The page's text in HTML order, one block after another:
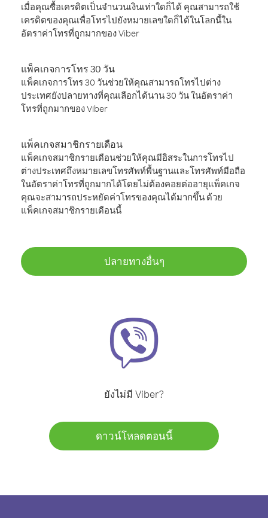
เมื่อคุณซื้อเครดิตเป็นจำนวนเงินเท่าใดก็ได้ คุณสามารถใช้
เครดิตของคุณเพื่อโทรไปยังหมายเลขใดก็ได้ในโลกนี้ใน
อัตราค่าโทรที่ถูกมากของ Viber
แพ็คเกจการโทร 30 วัน
แพ็คเกจการโทร 30 วันช่วยให้คุณสามารถโทรไปต่าง
ประเทศยังปลายทางที่คุณเลือกได้นาน 30 วัน ในอัตราค่า
โทรที่ถูกมากของ Viber
แพ็คเกจสมาชิกรายเดือน
แพ็คเกจสมาชิกรายเดือนช่วยให้คุณมีอิสระในการโทรไป
ต่างประเทศถึงหมายเลขโทรศัพท์พื้นฐานและโทรศัพท์มือถือ
ในอัตราค่าโทรที่ถูกมากได้โดยไม่ต้องคอยต่ออายุแพ็คเกจ
คุณจะสามารถประหยัดค่าโทรของคุณได้มากขึ้น ด้วย
แพ็คเกจสมาชิกรายเดือนนี้
ปลายทางอื่นๆ
ยังไม่มี Viber?
ดาวน์โหลดตอนนี้